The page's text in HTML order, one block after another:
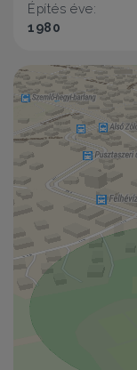
Építés éve:
1980